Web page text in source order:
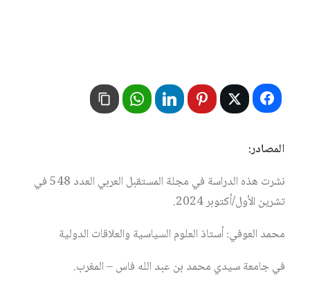
المصادر:
نشرت هذه الدراسة في مجلة المستقبل العربي العدد 548 في
تشرين الأول/أكتوبر 2024.
محمد العوفي: أستاذ العلوم السياسية والعلاقات الدولية
في جامعة سيدي محمد بن عبد الله فاس – المغرب.